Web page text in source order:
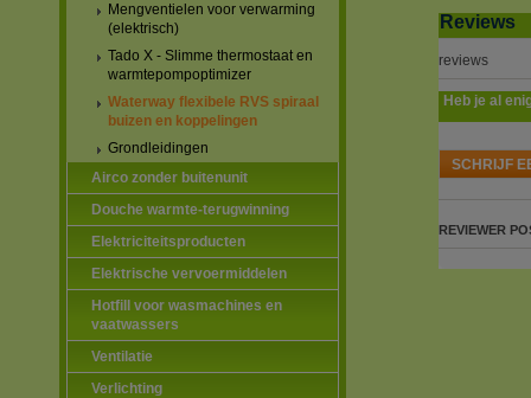
Mengventielen voor verwarming
(elektrisch)
Tado X - Slimme thermostaat en
warmtepompoptimizer
Waterway flexibele RVS spiraal
buizen en koppelingen
Grondleidingen
Airco zonder buitenunit
Douche warmte-terugwinning
Elektriciteitsproducten
Elektrische vervoermiddelen
Hotfill voor wasmachines en
vaatwassers
Ventilatie
Verlichting
Reviews
reviews
Heb je al
SCHRIJF
REVIEWER